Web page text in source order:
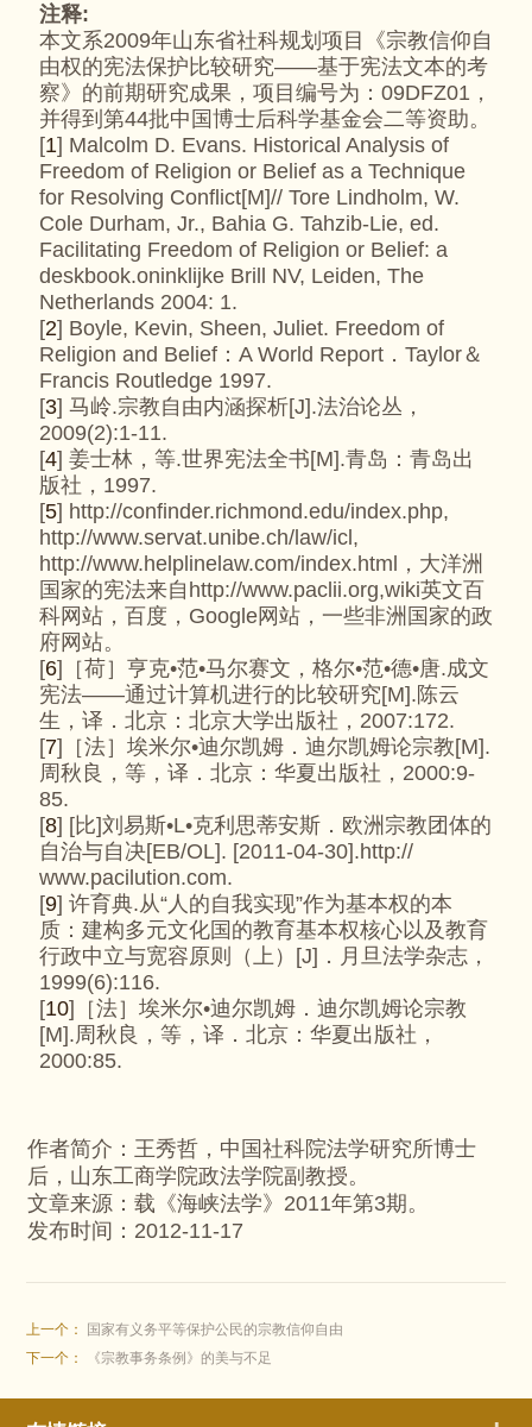
注释:
本文系2009年山东省社科规划项目《宗教信仰自
由权的宪法保护比较研究——基于宪法文本的考
察》的前期研究成果，项目编号为：09DFZ01，
并得到第44批中国博士后科学基金会二等资助。
[1] Malcolm D. Evans. Historical Analysis of
Freedom of Religion or Belief as a Technique
for Resolving Conflict[M]// Tore Lindholm, W.
Cole Durham, Jr., Bahia G. Tahzib-Lie, ed.
Facilitating Freedom of Religion or Belief: a
deskbook.oninklijke Brill NV, Leiden, The
Netherlands 2004: 1.
[2] Boyle, Kevin, Sheen, Juliet. Freedom of
Religion and Belief：A World Report．Taylor＆
Francis Routledge 1997.
[3] 马岭.宗教自由内涵探析[J].法治论丛，
2009(2):1-11.
[4] 姜士林，等.世界宪法全书[M].青岛：青岛出
版社，1997.
[5] http://confinder.richmond.edu/index.php,
http://www.servat.unibe.ch/law/icl,
http://www.helplinelaw.com/index.html，大洋洲
国家的宪法来自http://www.paclii.org,wiki英文百
科网站，百度，Google网站，一些非洲国家的政
府网站。
[6]［荷］亨克•范•马尔赛文，格尔•范•德•唐.成文
宪法——通过计算机进行的比较研究[M].陈云
生，译．北京：北京大学出版社，2007:172.
[7]［法］埃米尔•迪尔凯姆．迪尔凯姆论宗教[M].
周秋良，等，译．北京：华夏出版社，2000:9-
85.
[8] [比]刘易斯•L•克利思蒂安斯．欧洲宗教团体的
自治与自决[EB/OL]. [2011-04-30].http://
www.pacilution.com.
[9] 许育典.从“人的自我实现”作为基本权的本
质：建构多元文化国的教育基本权核心以及教育
行政中立与宽容原则（上）[J]．月旦法学杂志，
1999(6):116.
[10]［法］埃米尔•迪尔凯姆．迪尔凯姆论宗教
[M].周秋良，等，译．北京：华夏出版社，
2000:85.
作者简介：王秀哲，中国社科院法学研究所博士
后，山东工商学院政法学院副教授。
文章来源：载《海峡法学》2011年第3期。
发布时间：2012-11-17
上一个： 国家有义务平等保护公民的宗教信仰自由
下一个：
《宗教事务条例》的美与不足